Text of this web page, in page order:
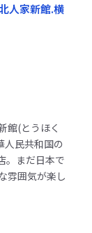
人家新館.横
館(とうほく
人民共和国の
。まだ日本で
雰囲気が楽し